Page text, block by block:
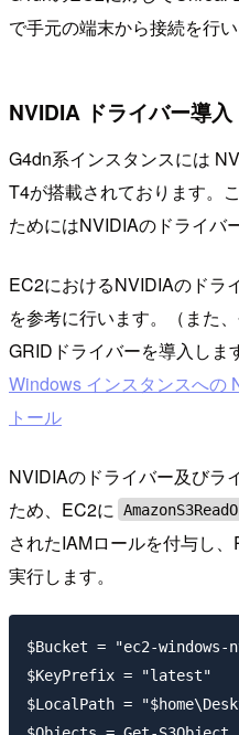
で手元の端末から接続を行い
NVIDIA ドライバー導入
G4dn系インスタンスには
T4が搭載されております。
ためにはNVIDIAのドライバ
EC2におけるNVIDIAのドラ
を参考に行います。（また
GRIDドライバーを導入しま
Windows インスタンスへの
トール
NVIDIAのドライバー及びラ
ため、EC2に
されたIAMロールを付与し
実行します。
$Bucket = "ec2-
$KeyPrefix = "latest"
$LocalPath =